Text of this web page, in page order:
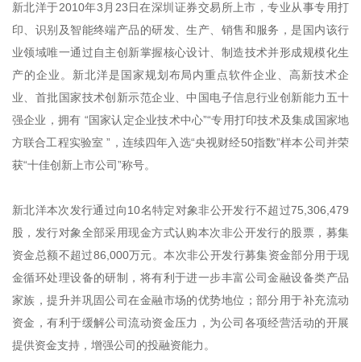
新北洋于2010年3月23日在深圳证券交易所上市，专业从事专用打
印、识别及智能终端产品的研发、生产、销售和服务，是国内该行
业领域唯一通过自主创新掌握核心设计、制造技术并形成规模化生
产的企业。新北洋是国家规划布局内重点软件企业、高新技术企
业、首批国家技术创新示范企业、中国电子信息行业创新能力五十
强企业，拥有 “国家认定企业技术中心”“专用打印技术及集成国家地
方联合工程实验室 ”，连续四年入选“央视财经50指数”样本公司并荣
获“十佳创新上市公司”称号。
新北洋本次发行通过向10名特定对象非公开发行不超过75,306,479
股，发行对象全部采用现金方式认购本次非公开发行的股票，募集
资金总额不超过86,000万元。本次非公开发行募集资金部分用于现
金循环处理设备的研制，将有利于进一步丰富公司金融设备类产品
家族，提升并巩固公司在金融市场的优势地位；部分用于补充流动
资金，有利于缓解公司流动资金压力，为公司各项经营活动的开展
提供资金支持，增强公司的投融资能力。